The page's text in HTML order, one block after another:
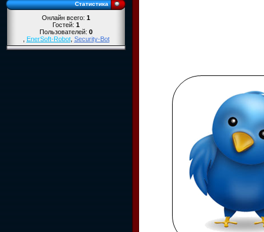
Статистика
Онлайн всего:1
Гостей:1
Пользователей:0
,EnerSoft-Robot,Security-Bot